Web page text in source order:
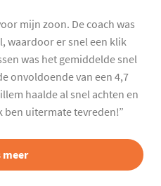
mijn zoon. De coach was
waardoor er snel een klik
was het gemiddelde snel
onvoldoende van een 4,7
haalde al snel achten en
ben uitermate tevreden!”
meer